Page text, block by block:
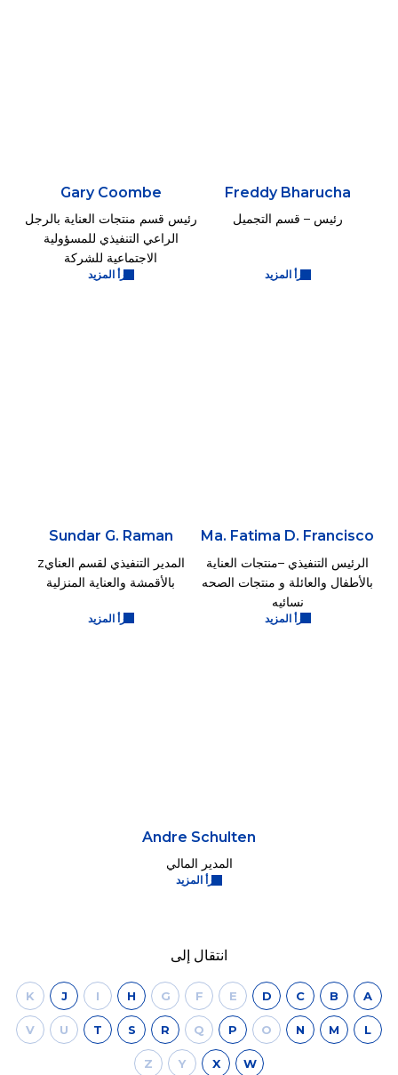
Freddy Bharucha
رئيس – قسم التجميل
اقرأ المزيد
Gary Coombe
رئيس قسم منتجات العناية بالرجل
الراعي التنفيذي للمسؤولية
الاجتماعية للشركة
اقرأ المزيد
Ma. Fatima D. Francisco
الرئيس التنفيذي –منتجات العناية
بالأطفال والعائلة و منتجات الصحه
نسائيه
اقرأ المزيد
Sundar G. Raman
المدير التنفيذي لقسم العنايz
بالأقمشة والعناية المنزلية
اقرأ المزيد
Andre Schulten
المدير المالي
اقرأ المزيد
انتقال إلى
A
B
C
D
E
F
G
H
I
J
K
L
M
N
O
P
Q
R
S
T
U
V
W
X
Y
Z